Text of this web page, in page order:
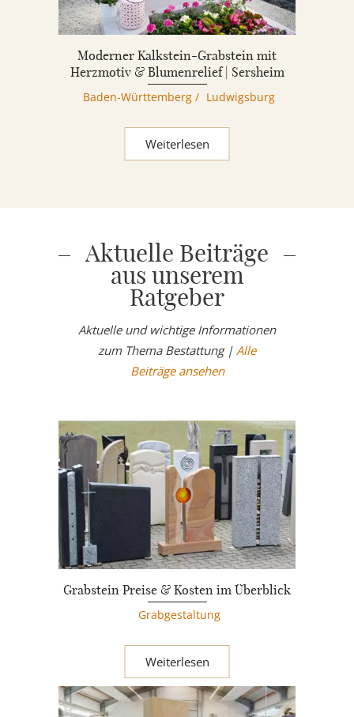
Moderner Kalkstein-Grabstein mit
Herzmotiv & Blumenrelief | Sersheim
Baden-Württemberg / Ludwigsburg
Weiterlesen
Aktuelle Beiträge
aus unserem
Ratgeber
Aktuelle und wichtige Informationen
zum Thema Bestattung | Alle
Beiträge ansehen
Grabstein Preise & Kosten im Überblick
Grabgestaltung
Weiterlesen